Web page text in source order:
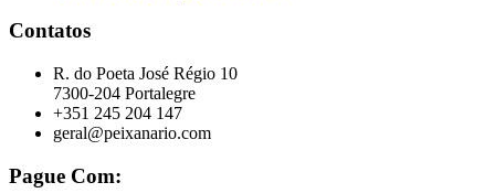
Contatos
R. do Poeta José Régio 10
7300-204 Portalegre
+351 245 204 147
geral@peixanario.com
Pague Com: